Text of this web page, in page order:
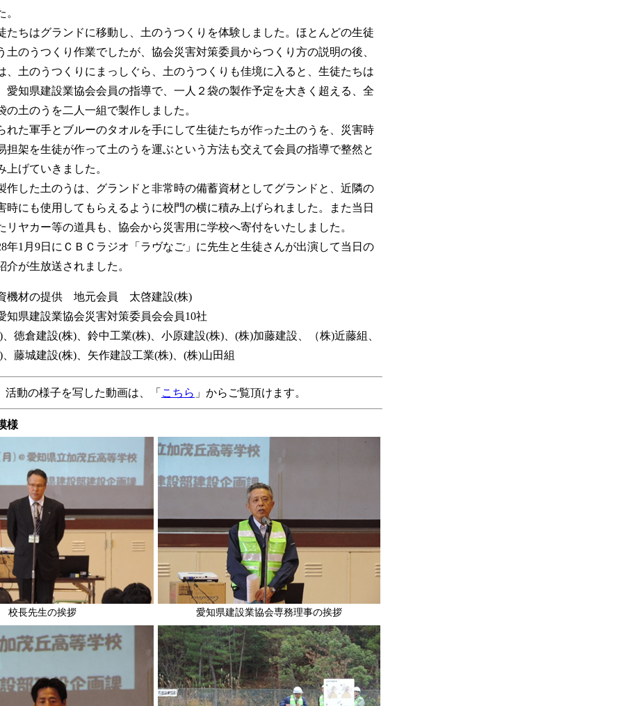
ちはグランドに移動し、土のうつくりを体験しました。ほとんどの生徒
土のうつくり作業でしたが、協会災害対策委員からつくり方の説明の後、
、土のうつくりにまっしぐら、土のうつくりも佳境に入ると、生徒たちは
愛知県建設業協会会員の指導で、一人２袋の製作予定を大きく超える、全
の土のうを二人一組で製作しました。
た軍手とブルーのタオルを手にして生徒たちが作った土のうを、災害時
担架を生徒が作って土のうを運ぶという方法も交えて会員の指導で整然と
上げていきました。
した土のうは、グランドと非常時の備蓄資材としてグランドと、近隣の
時にも使用してもらえるように校門の横に積み上げられました。また当日
リヤカー等の道具も、協会から災害用に学校へ寄付をいたしました。
1月9日にＣＢＣラジオ「ラヴなご」に先生と生徒さんが出演して当日の
介が生放送されました。
機材の提供 地元会員 太啓建設(株)
知県建設業協会災害対策委員会会員10社
徳倉建設(株)、鈴中工業(株)、小原建設(株)、(株)加藤建設、（株)近藤組、
藤城建設(株)、矢作建設工業(株)、(株)山田組
活動の様子を写した動画は、「 こちら 」からご覧頂けます。
様
校長先生の挨拶 愛知県建設業協会専務理事の挨拶